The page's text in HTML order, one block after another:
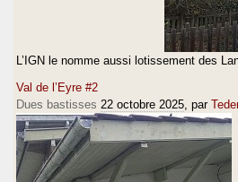
L’IGN le nomme aussi lotissement des
Val de l’Eyre #2
Dues bastisses 22 octobre 2025 , par